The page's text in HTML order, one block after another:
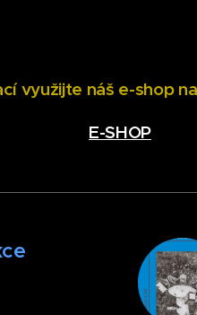
využijte náš e-shop
E-SHOP